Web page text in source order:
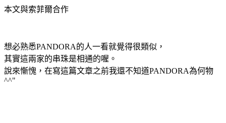
本文與索菲爾合作
想必熟悉PANDORA的人一看就覺得很類似，
其實這兩家的串珠是相通的喔。
說來慚愧，在寫這篇文章之前我還不知道PANDORA為何物
^^"